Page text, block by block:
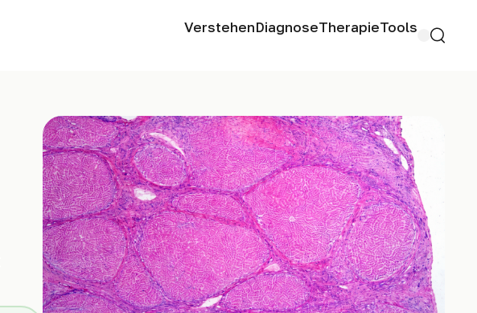
VerstehenDiagnoseTherapieTools